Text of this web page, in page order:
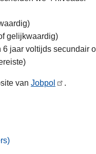
gelijkwaardig)
jaar voltijds secundair
van Jobpol .